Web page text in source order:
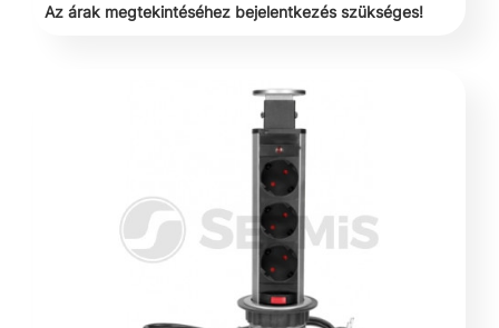
Az árak megtekintéséhez bejelentkezés szükséges!